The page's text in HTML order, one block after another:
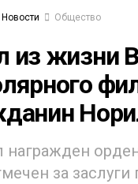
Новости Общество
из жизни
награжден
за